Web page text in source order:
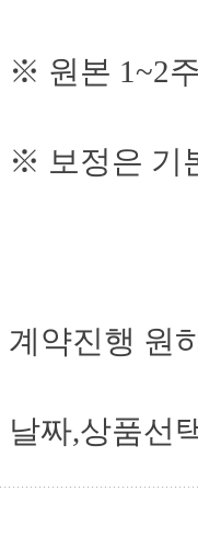
※ 원본 1~2
※ 보정은 기
계약진행 원
날짜,상품선